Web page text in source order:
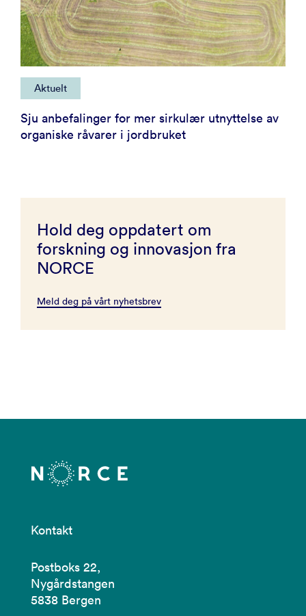
Aktuelt
Sju anbefalinger for mer sirkulær utnyttelse av
organiske råvarer i jordbruket
Hold deg oppdatert om
forskning og innovasjon fra
NORCE
Meld deg på vårt nyhetsbrev
Kontakt
Postboks 22,
Nygårdstangen
5838 Bergen